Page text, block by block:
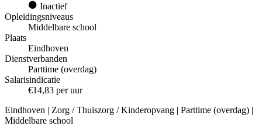
Inactief
Opleidingsniveaus
Middelbare school
Plaats
Eindhoven
Dienstverbanden
Parttime (overdag)
Salarisindicatie
€14,83 per uur
Eindhoven | Zorg / Thuiszorg / Kinderopvang | Parttime (overdag) |
Middelbare school